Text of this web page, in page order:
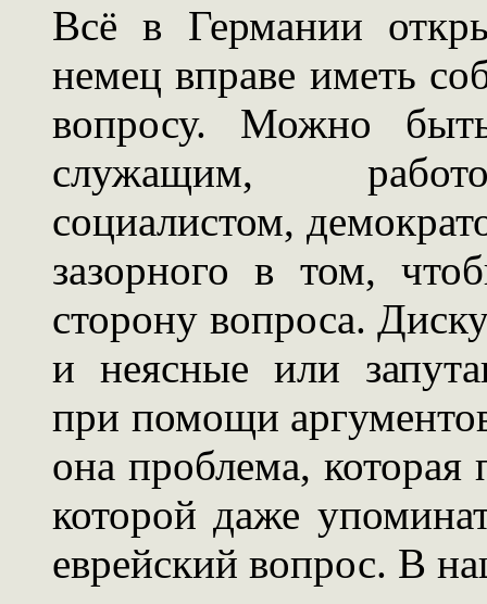
Всё в Германии
немец вправе иметь
вопросу. Можно быть
служащим,
социалистом,
зазорного в том,
сторону вопроса.
и неясные или
при помощи
она проблема,
которой даже
еврейский вопрос. В